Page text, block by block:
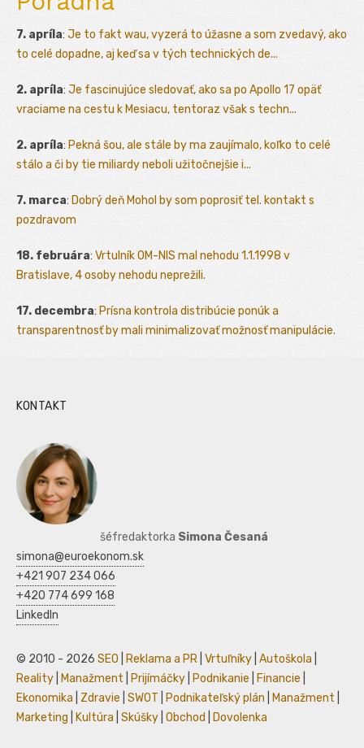
7. apríla: Je to fakt wau, vyzerá to úžasne a som zvedavý, ako
to celé dopadne, aj keď sa v tých technických de...
2. apríla: Je fascinujúce sledovať, ako sa po Apollo 17 opäť
vraciame na cestu k Mesiacu, tentoraz však s techn...
2. apríla: Pekná šou, ale stále by ma zaujímalo, koľko to celé
stálo a či by tie miliardy neboli užitočnejšie i...
7. marca: Dobrý deň Mohol by som poprosiť tel. kontakt s
pozdravom
18. februára: Vrtulník OM-NIS mal nehodu 1.1.1998 v
Bratislave, 4 osoby nehodu neprežili.
17. decembra: Prísna kontrola distribúcie ponúk a
transparentnosť by mali minimalizovať možnosť manipulácie.
KONTAKT
šéfredaktorka Simona Česaná
simona@euroekonom.sk
+421 907 234 066
+420 774 699 168
LinkedIn
© 2010 - 2026 SEO Reklama a PR Vrtuľníky Autoškola
Reality
Manažment Prijímáčky Podnikanie Financie
Ekonomika
Zdravie SWOT Podnikateľský plán Manažment
Marketing
Kultúra Skúšky Obchod Dovolenka